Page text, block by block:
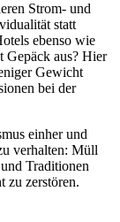
Strom- und
statt
ebenso wie
Gepäck aus? Hier
Gewicht
bei der
einher und
verhalten: Müll
Traditionen
zu zerstören.